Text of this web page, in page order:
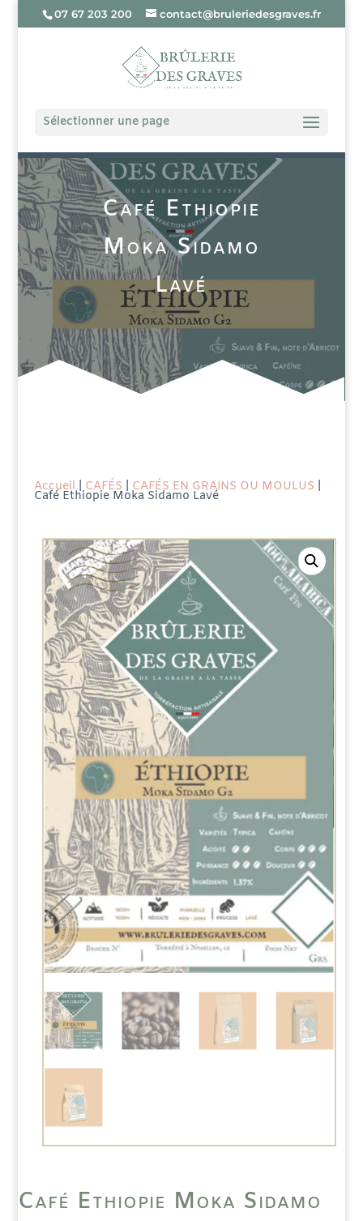
07 67 203 200 contact@bruleriedesgraves.fr
Sélectionner une page
Café Ethiopie
Moka Sidamo
Lavé
Accueil|CAFÉS |CAFÉS EN GRAINS OU MOULUS
Café Ethiopie Moka Sidamo Lavé
Café Ethiopie Moka Sidamo